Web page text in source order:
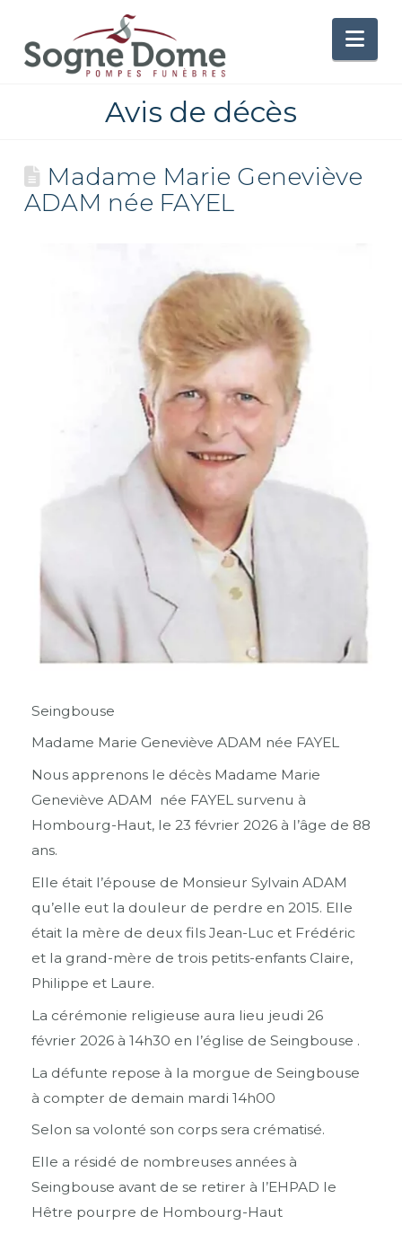
Avis de décès
Madame Marie Geneviève
ADAM née FAYEL
Seingbouse
Madame Marie Geneviève ADAM née FAYEL
Nous apprenons le décès Madame Marie
Geneviève ADAM née FAYEL survenu à
Hombourg-Haut, le 23 février 2026 à l’âge de 88
ans.
Elle était l’épouse de Monsieur Sylvain ADAM
qu’elle eut la douleur de perdre en 2015. Elle
était la mère de deux fils Jean-Luc et Frédéric
et la grand-mère de trois petits-enfants Claire,
Philippe et Laure.
La cérémonie religieuse aura lieu jeudi 26
février 2026 à 14h30 en l’église de Seingbouse .
La défunte repose à la morgue de Seingbouse
à compter de demain mardi 14h00
Selon sa volonté son corps sera crématisé.
Elle a résidé de nombreuses années à
Seingbouse avant de se retirer à l’EHPAD le
Hêtre pourpre de Hombourg-Haut